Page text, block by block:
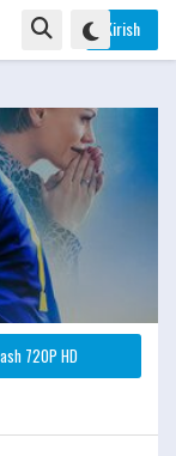
Kirish
720P HD